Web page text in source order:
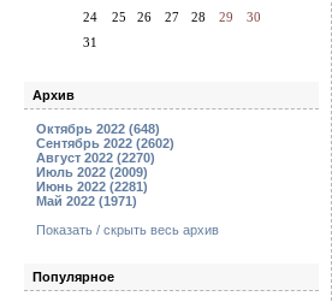
24
25 26 27 28 29
30
31
Архив
Октябрь 2022 (648)
Сентябрь 2022 (2602)
Август 2022 (2270)
Июль 2022 (2009)
Июнь 2022 (2281)
Май 2022 (1971)
Показать / скрыть весь архив
Популярное